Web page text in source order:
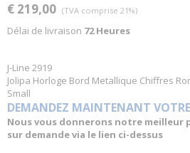
€ 219,00 (TVA comprise 21%)
Délai de livraison 72 Heures
J-Line 2919
Jolipa Horloge Bord Metallique Chiffres
Small
DEMANDEZ MAINTENANT
Nous vous donnerons notre meilleur
sur demande via le lien ci-dessus